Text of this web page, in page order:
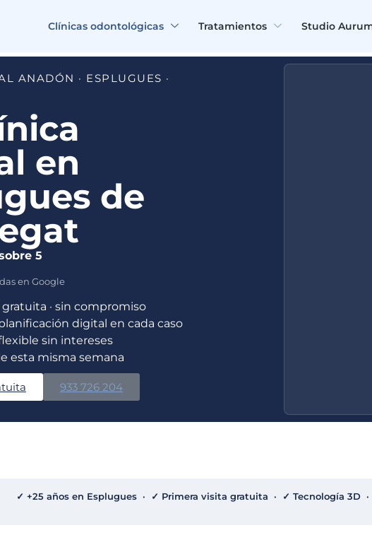
Clínicas odontológicas Tratamientos Studio
ANADÓN · ESPLUGUES ·
en
de
5
en Google
· sin compromiso
digital en cada caso
sin intereses
esta misma semana
933 726 204
✓ +25 años en Esplugues · ✓ Primera visita gratuita · ✓ Tecnología 3D